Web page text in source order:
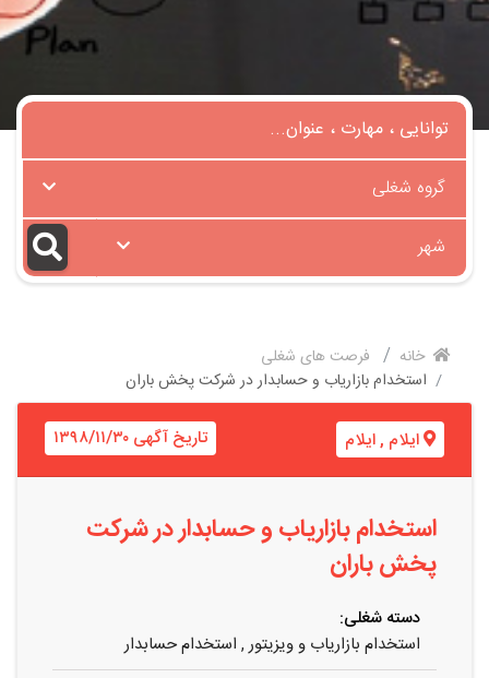
گروه شغلی
شهر
خانه
فرصت های شغلی
استخدام بازاریاب و حسابدار در شرکت پخش باران
ایلام ,ایلام تاریخ آگهی ۱۳۹۸/۱۱/۳۰
استخدام بازاریاب و حسابدار در شرکت
پخش باران
دسته شغلی:
استخدام بازاریاب و ویزیتور , استخدام حسابدار